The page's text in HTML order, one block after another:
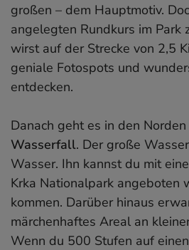
großen – dem Hauptmotiv.
angelegten Rundkurs im Park
wirst auf der Strecke von 2,5
geniale Fotospots und
entdecken.
Danach geht es in den Norden
Wasserfall. Der große
Wasser. Ihn kannst du mit
Krka Nationalpark angeboten
kommen. Darüber hinaus
märchenhaftes Areal an
Wenn du 500 Stufen auf